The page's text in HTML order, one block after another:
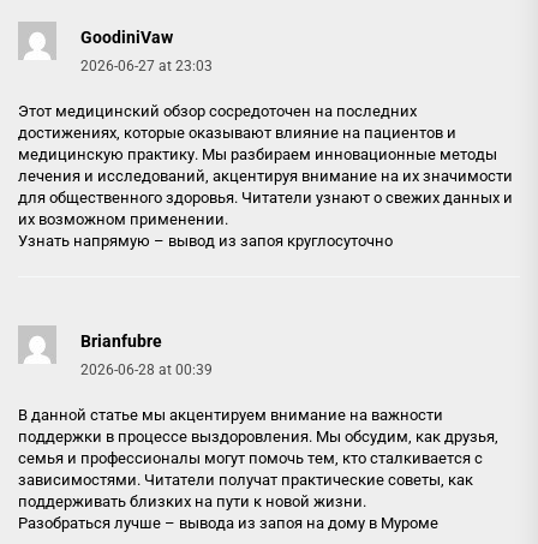
GoodiniVaw
2026-06-27 at 23:03
Этот медицинский обзор сосредоточен на последних
достижениях, которые оказывают влияние на пациентов и
медицинскую практику. Мы разбираем инновационные методы
лечения и исследований, акцентируя внимание на их значимости
для общественного здоровья. Читатели узнают о свежих данных и
их возможном применении.
Узнать напрямую – вывод из запоя круглосуточно
Brianfubre
2026-06-28 at 00:39
В данной статье мы акцентируем внимание на важности
поддержки в процессе выздоровления. Мы обсудим, как друзья,
семья и профессионалы могут помочь тем, кто сталкивается с
зависимостями. Читатели получат практические советы, как
поддерживать близких на пути к новой жизни.
Разобраться лучше – вывода из запоя на дому в Муроме